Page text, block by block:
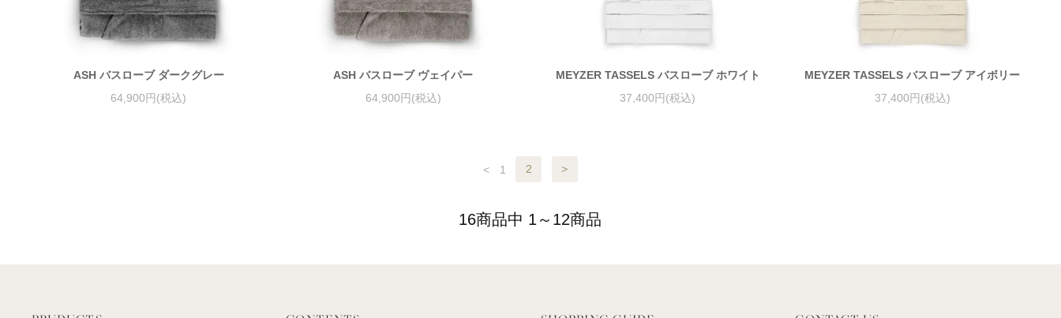
ASH バスローブ ダークグレー
64,900円(税込)
ASH バスローブ ヴェイパー
64,900円(税込)
MEYZER TASSELS バスローブ ホワイト
37,400円(税込)
MEYZER TASSELS バスローブ アイボリー
37,400円(税込)
< 1 2 >
16商品中 1～12商品